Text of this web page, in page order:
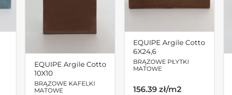
EQUIPE Argile Cotto
10X10
BRĄZOWE KAFELKI
MATOWE
EQUIPE Argile Cotto
6X24,6
BRĄZOWE PŁYTKI
MATOWE
156.39 zł/m2